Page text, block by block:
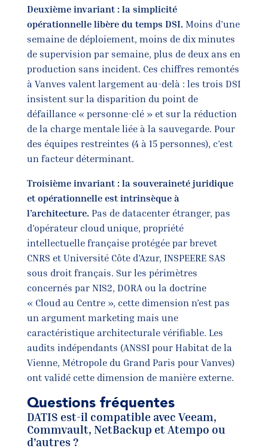
Deuxième invariant : la simplicité
opérationnelle libère du temps DSI. Moins d’une
semaine de déploiement, moins de dix minutes
de supervision par semaine, plus de deux ans en
production sans incident. Ces chiffres remontés
à Vanves valent largement au-delà : les trois DSI
insistent sur la disparition du point de
défaillance « personne-clé » et sur la réduction
de la charge mentale liée à la sauvegarde. Pour
des équipes restreintes (4 à 15 personnes), c’est
un facteur déterminant.
Troisième invariant : la souveraineté juridique
et opérationnelle est intrinsèque à
l’architecture. Pas de datacenter étranger, pas
d’opérateur cloud unique, propriété
intellectuelle française protégée par brevet
CNRS et Université Côte d’Azur, INSPEERE SAS
sous droit français. Sur les périmètres
concernés par NIS2, DORA ou la doctrine
« Cloud au Centre », cette dimension n’est pas
un argument marketing mais une
caractéristique architecturale vérifiable. Les
audits indépendants (ANSSI pour Habitat de la
Vienne, Métropole du Grand Paris pour Vanves)
ont validé cette dimension de manière externe.
Questions fréquentes
DATIS est-il compatible avec Veeam,
Commvault, NetBackup et Atempo ou
d’autres ?